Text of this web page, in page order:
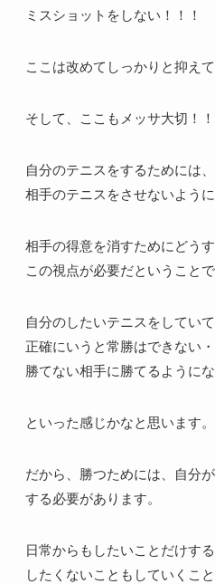
ミスショットをしない！！！
ここは改めてしっかりと抑え
そして、ここもメッサ大切！！
自分のテニスをするためには、
相手のテニスをさせないように
相手の得意を消すためにどう
この視点が必要だということで
自分のしたいテニスをしてい
正確にいうと常勝はできない・
勝てない相手に勝てるように
といった感じかなと思います。
だから、勝つためには、自分
する必要があります。
日常からもしたいことだけする
したくないこともしていくこ